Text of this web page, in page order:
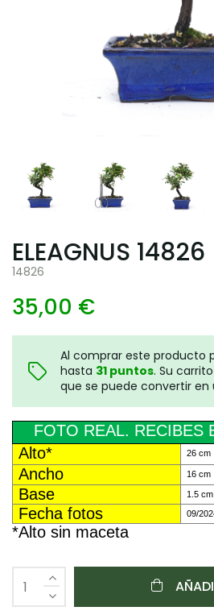
ELEAGNUS 14826
14826
35,00 €
Al comprar este producto
hasta 31 puntos. Su
que se puede convertir en
FOTO REAL. RECIBES
Alto*
26 cm
Ancho 16 cm
Base 1.5 cm
Fecha fotos 09/
*Alto sin maceta